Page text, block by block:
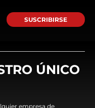
SUSCRIBIRSE
ÚNICO
empresa de